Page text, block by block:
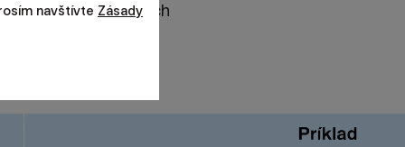
odpracovaných
navštívte Zásady